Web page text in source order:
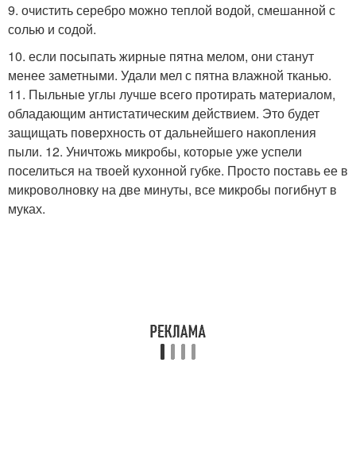
9. очистить серебро можно теплой водой, смешанной с
солью и содой.
10. если посыпать жирные пятна мелом, они станут
менее заметными. Удали мел с пятна влажной тканью.
11. Пыльные углы лучше всего протирать материалом,
обладающим антистатическим действием. Это будет
защищать поверхность от дальнейшего накопления
пыли. 12. Уничтожь микробы, которые уже успели
поселиться на твоей кухонной губке. Просто поставь ее в
микроволновку на две минуты, все микробы погибнут в
муках.